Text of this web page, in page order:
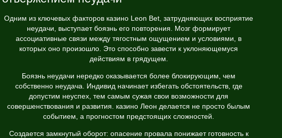
Одним из ключевых факторов казино Leon Bet, затрудняющих восприятие
неудачи, выступает боязнь его повторения. Мозг формирует
ассоциативные связи между тягостным ощущением и условиями, в
которых оно произошло. Это способно завести к уклоняющемуся
действиям в грядущем.
Боязнь неудачи нередко оказывается более блокирующим, чем
собственно неудача. Индивид начинает избегать обстоятельств, где
допустим неуспех, тем самым сужая свои возможности для
совершенствования и развития. казино Леон делается не просто былым
событием, а прогностом предстоящих сложностей.
Создается замкнутый оборот: опасение провала понижает готовность к